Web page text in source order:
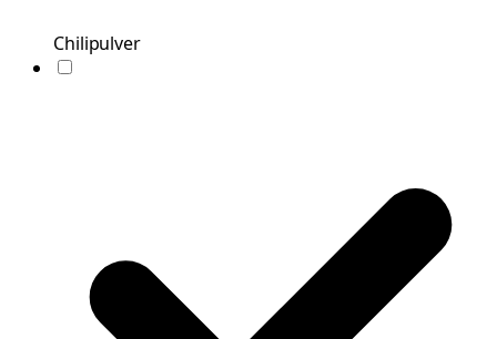
Chilipulver